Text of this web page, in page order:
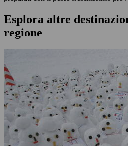
Esplora altre
regione